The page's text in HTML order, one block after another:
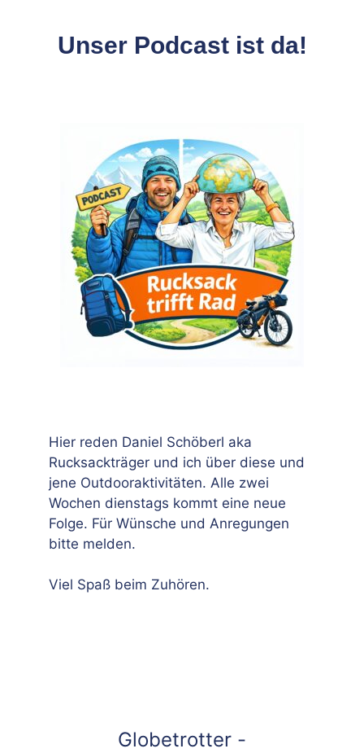
Unser Podcast ist da!
Hier reden Daniel Schöberl aka
Rucksackträger und ich über diese und
jene Outdooraktivitäten. Alle zwei
Wochen dienstags kommt eine neue
Folge. Für Wünsche und Anregungen
bitte melden.
Viel Spaß beim Zuhören.
Globetrotter -